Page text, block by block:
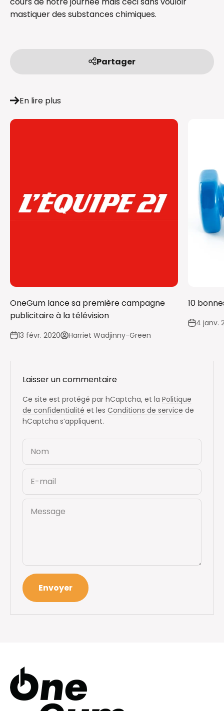
mastiquer des substances chimiques.
Partager
En lire plus
OneGum lance sa première campagne
publicitaire à la télévision
13 févr. 2020 Harriet Wadjinny-Green
10
4 janv.
Laisser un commentaire
Ce site est protégé par hCaptcha, et la Politique
de confidentialité et les Conditions de service de
hCaptcha s’appliquent.
Nom
E-mail
Message
Envoyer